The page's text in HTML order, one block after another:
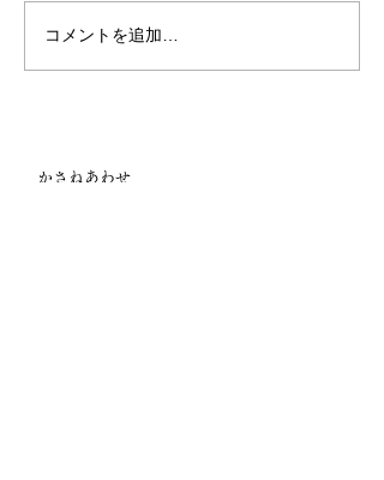
<< ワークショップ開催の
コメントを追加…
かさねあわせ